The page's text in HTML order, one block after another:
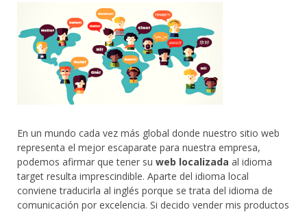
En un mundo cada vez más global donde nuestro sitio web
representa el mejor escaparate para nuestra empresa,
podemos afirmar que tener su web localizada al idioma
target resulta imprescindible. Aparte del idioma local
conviene traducirla al inglés porque se trata del idioma de
comunicación por excelencia. Si decido vender mis productos